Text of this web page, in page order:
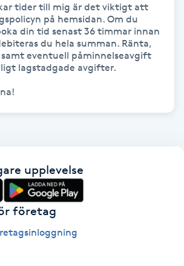
tider till mig är det viktigt att
på hemsidan. Om du
din tid senast 36 timmar innan
du hela summan. Ränta,
eventuell påminnelseavgift
lagstadgade avgifter.
upplevelse
företag